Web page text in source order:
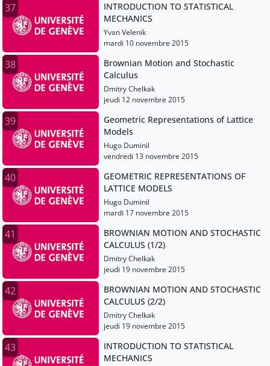
37
INTRODUCTION TO STATISTICAL
MECHANICS
Yvan Velenik
mardi 10 novembre 2015
38
Brownian Motion and Stochastic
Calculus
Dmitry Chelkak
jeudi 12 novembre 2015
39
Geometric Representations of Lattice
Models
Hugo Duminil
vendredi 13 novembre 2015
40
GEOMETRIC REPRESENTATIONS OF
LATTICE MODELS
Hugo Duminil
mardi 17 novembre 2015
41
BROWNIAN MOTION AND STOCHASTIC
CALCULUS (1/2)
Dmitry Chelkak
jeudi 19 novembre 2015
42
BROWNIAN MOTION AND STOCHASTIC
CALCULUS (2/2)
Dmitry Chelkak
jeudi 19 novembre 2015
43
INTRODUCTION TO STATISTICAL
MECHANICS